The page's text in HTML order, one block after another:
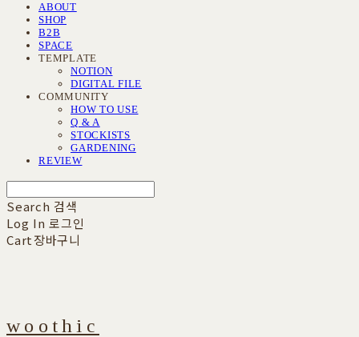
ABOUT
SHOP
B2B
SPACE
TEMPLATE
NOTION
DIGITAL FILE
COMMUNITY
HOW TO USE
Q & A
STOCKISTS
GARDENING
REVIEW
Search 검색
Log In 로그인
Cart장바구니
woothic